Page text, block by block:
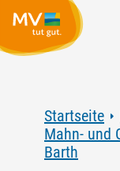
Startseite
Mahn- und
Barth